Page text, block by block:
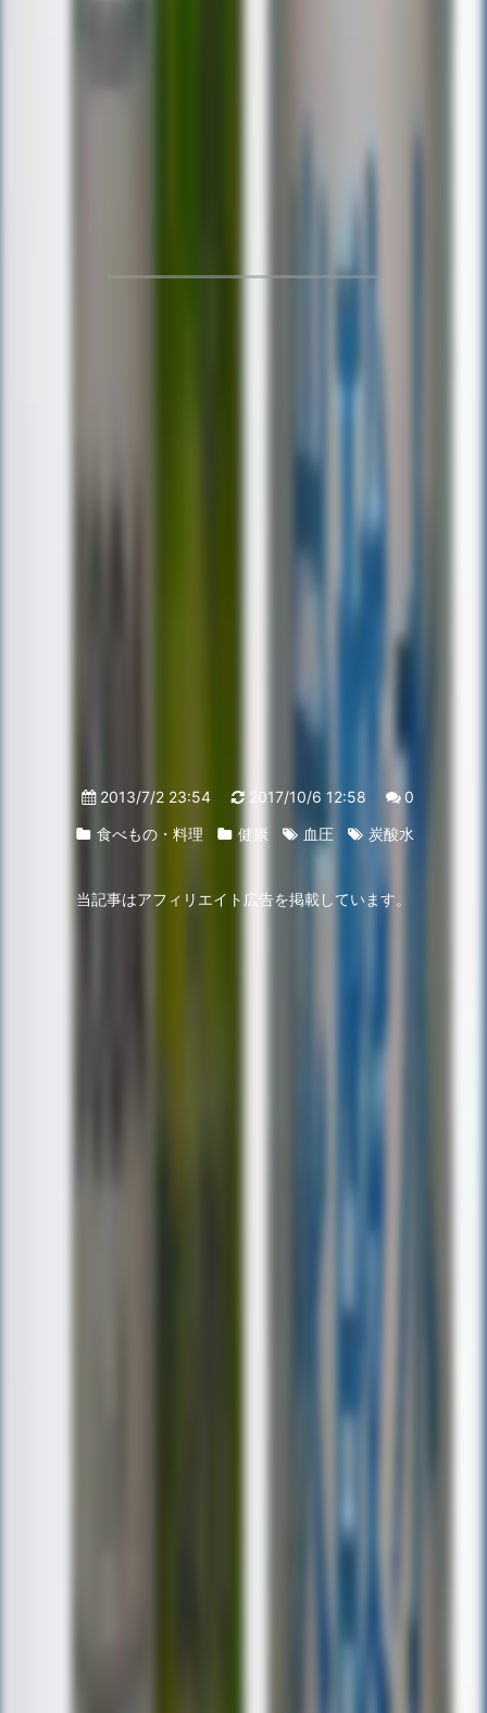
2013/7/2 23:54 2017/10/6 12:58
0
食べもの・料理
健康 血圧 炭酸水
当記事はアフィリエイト広告を掲載しています。